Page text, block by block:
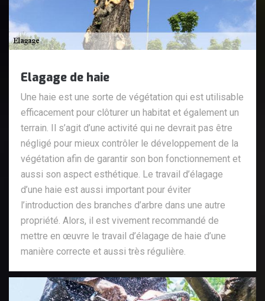
Elagage de haie
Une haie est une sorte de végétation qui est utilisable
efficacement pour clôturer un habitat et également un
terrain. Il s’agit d’une activité qui ne devrait pas être
négligé pour mieux contrôler le développement de la
végétation afin de garantir son bon fonctionnement et
aussi son aspect esthétique. Le travail d’élagage
d’une haie est aussi important pour éviter
l’introduction des branches d’arbre dans une autre
propriété. Alors, il est vivement recommandé de
mettre en œuvre le travail d’élagage de haie d’une
manière correcte et aussi très régulière.